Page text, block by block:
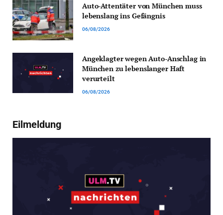
Auto-Attentäter von München muss
lebenslang ins Gefängnis
06/08/2026
Angeklagter wegen Auto-Anschlag in
München zu lebenslanger Haft
verurteilt
06/08/2026
Eilmeldung